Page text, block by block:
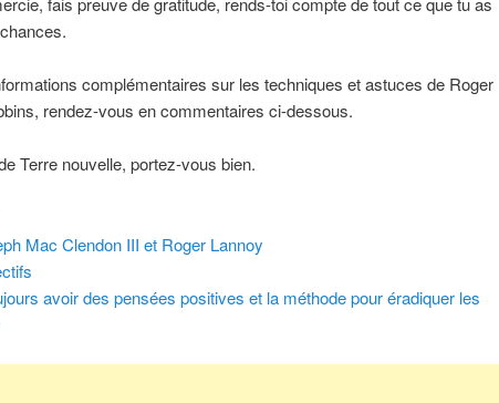
complémentaires sur les techniques et astuces de Roger
rendez-vous en commentaires ci-dessous.
Terre nouvelle, portez-vous bien.
Mac Clendon III et Roger Lannoy
avoir des pensées positives et la méthode pour éradiquer les